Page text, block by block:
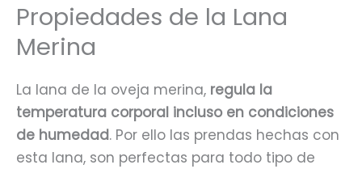
Propiedades de la Lana
Merina
La lana de la oveja merina, regula la
temperatura corporal incluso en condiciones
de humedad. Por ello las prendas hechas con
esta lana, son perfectas para todo tipo de